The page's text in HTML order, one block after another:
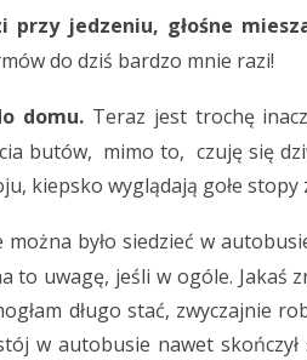
jedzeniu, głośne
do dziś bardzo mnie razi!
domu.Teraz jest trochę
butów, mimo to, czuję się
kiepsko wyglądają gołe stopy
można było siedzieć w
uwagę, jeśli w ogóle. Jakaś
długo stać, zwyczajnie
w autobusie nawet